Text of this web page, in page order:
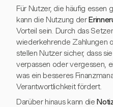
Für Nutzer, die häufig essen
kann die Nutzung der
Vorteil sein. Durch das
wiederkehrende Zahlungen
stellen Nutzer sicher, dass
verpassen oder vergessen,
was ein besseres
Verantwortlichkeit fördert.
Darüber hinaus kann die